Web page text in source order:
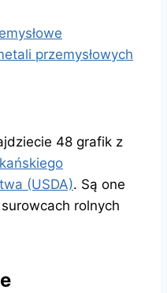
przemysłowych
48 grafik z
(USDA). Są one
rolnych